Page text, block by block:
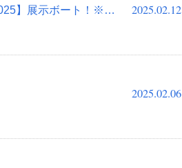
2025.02.12
【にいがたフィッシングショー2025】展示ボート！※追加
2025.02.06